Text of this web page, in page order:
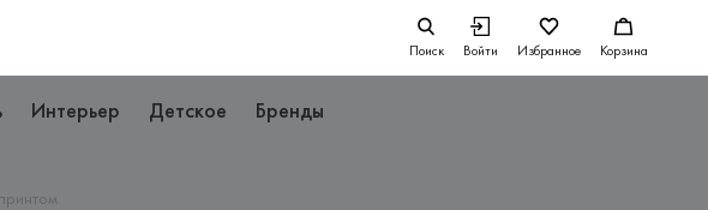
Поиск Войти Избранное Корзина
Интерьер Детское Бренды